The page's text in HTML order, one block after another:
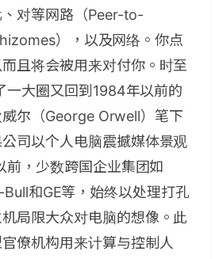
对等网路（Peer-to-
），以及网络。你点
且将会被用来对付你。时至
一大圈又回到 1984年以前的
尔（George Orwell）笔下
司以个人电脑震撼媒体景观
前，少数跨国企业集团如
和GE等，始终以处理打孔
局限大众对电脑的想像。此
僚机构用来计算与控制人